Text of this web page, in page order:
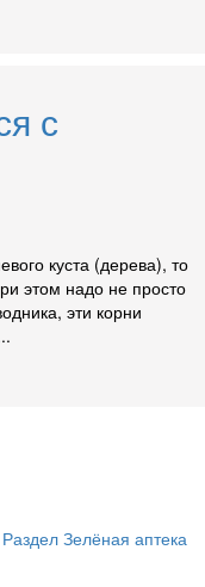
с
куста (дерева), то
этом надо не просто
эти корни
Раздел Зелёная аптека